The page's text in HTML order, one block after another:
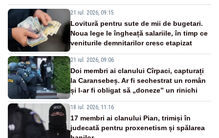
21 iul. 2026, 09:15
Lovitură pentru sute de mii de bugetari.
Noua lege le îngheață salariile, în timp ce
veniturile demnitarilor cresc etapizat
21 iul. 2026, 09:06
Doi membri ai clanului Cîrpaci, capturați
la Caransebeș. Ar fi sechestrat un român
și l-ar fi obligat să „doneze” un rinichi
18 iul. 2026, 11:16
17 membri ai clanului Pian, trimiși în
judecată pentru proxenetism și spălarea